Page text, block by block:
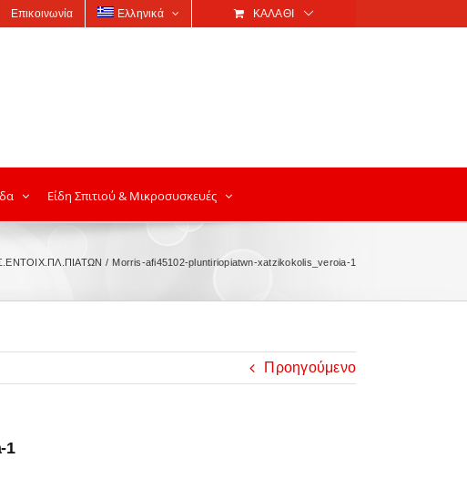
Επικοινωνία Ελληνικά ΚΑΛΆΘΙ
Είδη Σπιτιού & Μικροσυσκευές
Morris-afi45102-pluntiriopiatwn-xatzikokolis_veroia-1
Προηγούμενο
1